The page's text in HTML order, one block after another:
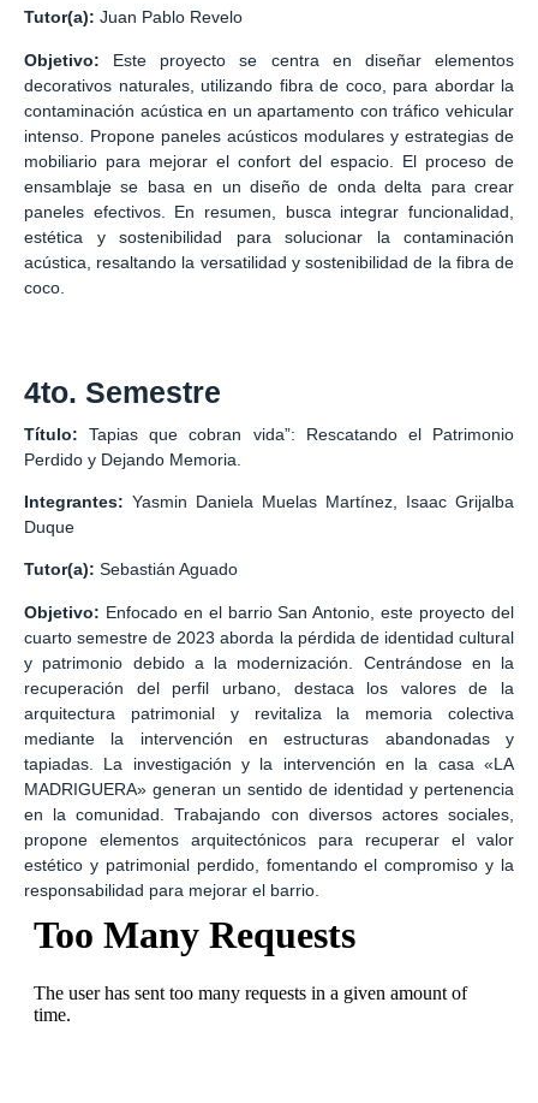
Tutor(a): Juan Pablo Revelo
Objetivo: Este proyecto se centra en diseñar elementos
decorativos naturales, utilizando fibra de coco, para abordar la
contaminación acústica en un apartamento con tráfico vehicular
intenso. Propone paneles acústicos modulares y estrategias de
mobiliario para mejorar el confort del espacio. El proceso de
ensamblaje se basa en un diseño de onda delta para crear
paneles efectivos. En resumen, busca integrar funcionalidad,
estética y sostenibilidad para solucionar la contaminación
acústica, resaltando la versatilidad y sostenibilidad de la fibra de
coco.
4to. Semestre
Título:Tapias que cobran vida”: Rescatando el Patrimonio
Perdido y Dejando Memoria.
Integrantes: Yasmin Daniela Muelas Martínez, Isaac Grijalba
Duque
Tutor(a): Sebastián Aguado
Objetivo: Enfocado en el barrio San Antonio, este proyecto del
cuarto semestre de 2023 aborda la pérdida de identidad cultural
y patrimonio debido a la modernización. Centrándose en la
recuperación del perfil urbano, destaca los valores de la
arquitectura patrimonial y revitaliza la memoria colectiva
mediante la intervención en estructuras abandonadas y
tapiadas. La investigación y la intervención en la casa «LA
MADRIGUERA» generan un sentido de identidad y pertenencia
en la comunidad. Trabajando con diversos actores sociales,
propone elementos arquitectónicos para recuperar el valor
estético y patrimonial perdido, fomentando el compromiso y la
responsabilidad para mejorar el barrio.